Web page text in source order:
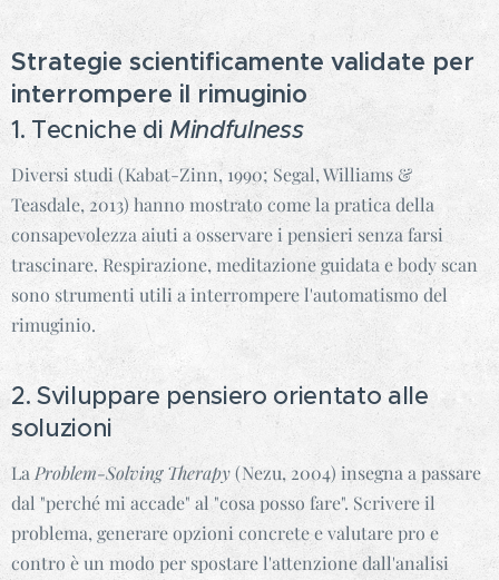
Strategie scientificamente validate per
interrompere il rimuginio
1. Tecniche diMindfulness
Diversi studi (Kabat-Zinn, 1990; Segal, Williams &
Teasdale, 2013) hanno mostrato come la pratica della
consapevolezza aiuti a osservare i pensieri senza farsi
trascinare. Respirazione, meditazione guidata e body scan
sono strumenti utili a interrompere l'automatismo del
rimuginio.
2. Sviluppare pensiero orientato alle
soluzioni
LaProblem-Solving Therapy(Nezu, 2004) insegna a passare
dal "perché mi accade" al "cosa posso fare". Scrivere il
problema, generare opzioni concrete e valutare pro e
contro è un modo per spostare l'attenzione dall'analisi